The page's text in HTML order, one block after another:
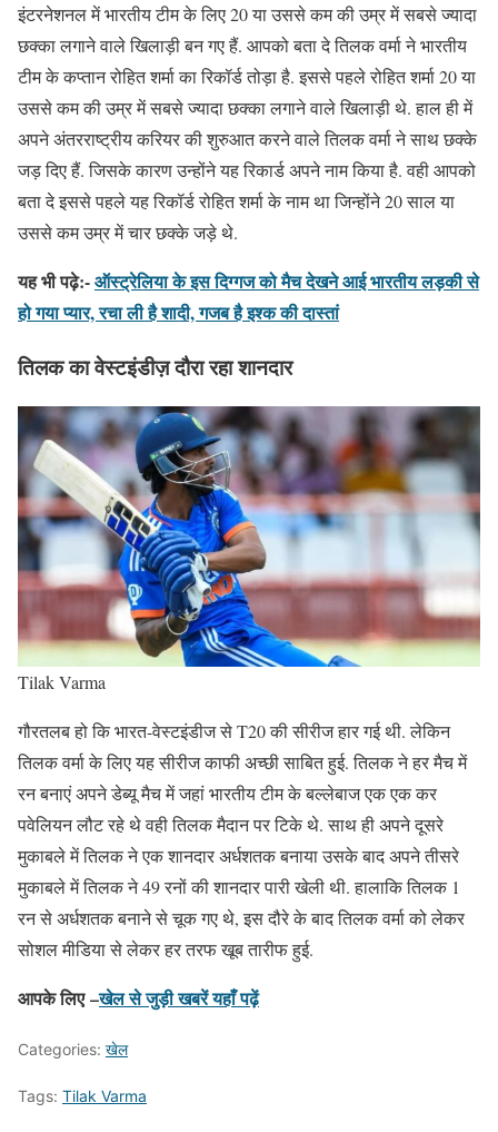
इंटरनेशनल में भारतीय टीम के लिए 20 या उससे कम की उम्र में सबसे ज्यादा
छक्का लगाने वाले खिलाड़ी बन गए हैं. आपको बता दे तिलक वर्मा ने भारतीय
टीम के कप्तान रोहित शर्मा का रिकॉर्ड तोड़ा है. इससे पहले रोहित शर्मा 20 या
उससे कम की उम्र में सबसे ज्यादा छक्का लगाने वाले खिलाड़ी थे. हाल ही में
अपने अंतरराष्ट्रीय करियर की शुरुआत करने वाले तिलक वर्मा ने साथ छक्के
जड़ दिए हैं. जिसके कारण उन्होंने यह रिकार्ड अपने नाम किया है. वही आपको
बता दे इससे पहले यह रिकॉर्ड रोहित शर्मा के नाम था जिन्होंने 20 साल या
उससे कम उम्र में चार छक्के जड़े थे.
यह भी पढ़े:-ऑस्ट्रेलिया के इस दिग्गज को मैच देखने आई भारतीय लड़की से
हो गया प्यार, रचा ली है शादी, गजब है इश्क की दास्तां
तिलक का वेस्टइंडीज़ दौरा रहा शानदार
Tilak Varma
गौरतलब हो कि भारत-वेस्टइंडीज से T20 की सीरीज हार गई थी. लेकिन
तिलक वर्मा के लिए यह सीरीज काफी अच्छी साबित हुई. तिलक ने हर मैच में
रन बनाएं अपने डेब्यू मैच में जहां भारतीय टीम के बल्लेबाज एक एक कर
पवेलियन लौट रहे थे वही तिलक मैदान पर टिके थे. साथ ही अपने दूसरे
मुकाबले में तिलक ने एक शानदार अर्धशतक बनाया उसके बाद अपने तीसरे
मुकाबले में तिलक ने 49 रनों की शानदार पारी खेली थी. हालाकि तिलक 1
रन से अर्धशतक बनाने से चूक गए थे, इस दौरे के बाद तिलक वर्मा को लेकर
सोशल मीडिया से लेकर हर तरफ खूब तारीफ हुई.
आपके लिए –खेल से जुड़ी खबरें यहाँ पढ़ें
Categories: खेल
Tags: Tilak Varma